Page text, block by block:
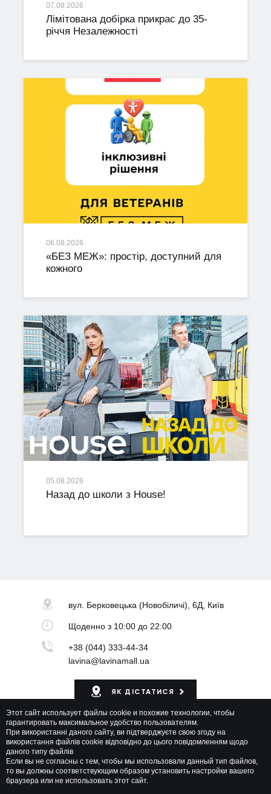
07.08.2026
Лімітована добірка прикрас до 35-
річчя Незалежності
06.08.2026
«БЕЗ МЕЖ»: простір, доступний для
кожного
05.08.2026
Назад до школи з House!
вул. Берковецька(Новобіличі), 6Д, Київ
Щоденноз 10:00 до 22:00
+38 (044) 333-44-34
lavina@lavinamall.ua
ЯК ДІСТАТИСЯ
Мапа ТРЦ
Lavina Mall © 2026 Всі права захищені
Этот сайт использует файлы cookie и похожие технологии, чтобы
гарантировать максимальное удобство пользователям.
При використанні даного сайту, ви підтверджуєте свою згоду на
використання файлів cookie відповідно до цього повідомленням щодо
даного типу файлів
Если вы не согласны с тем, чтобы мы использовали данный тип файлов,
то вы должны соответствующим образом установить настройки вашего
браузера или не использовать этот сайт.